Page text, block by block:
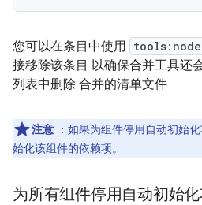
您可以在条目中使用
接移除该条目 以确保合并工具还
列表中删除 合并的清单文件
注意 ：如果为组件停用自动初始
始化该组件的依赖项。
为所有组件停用自动初始